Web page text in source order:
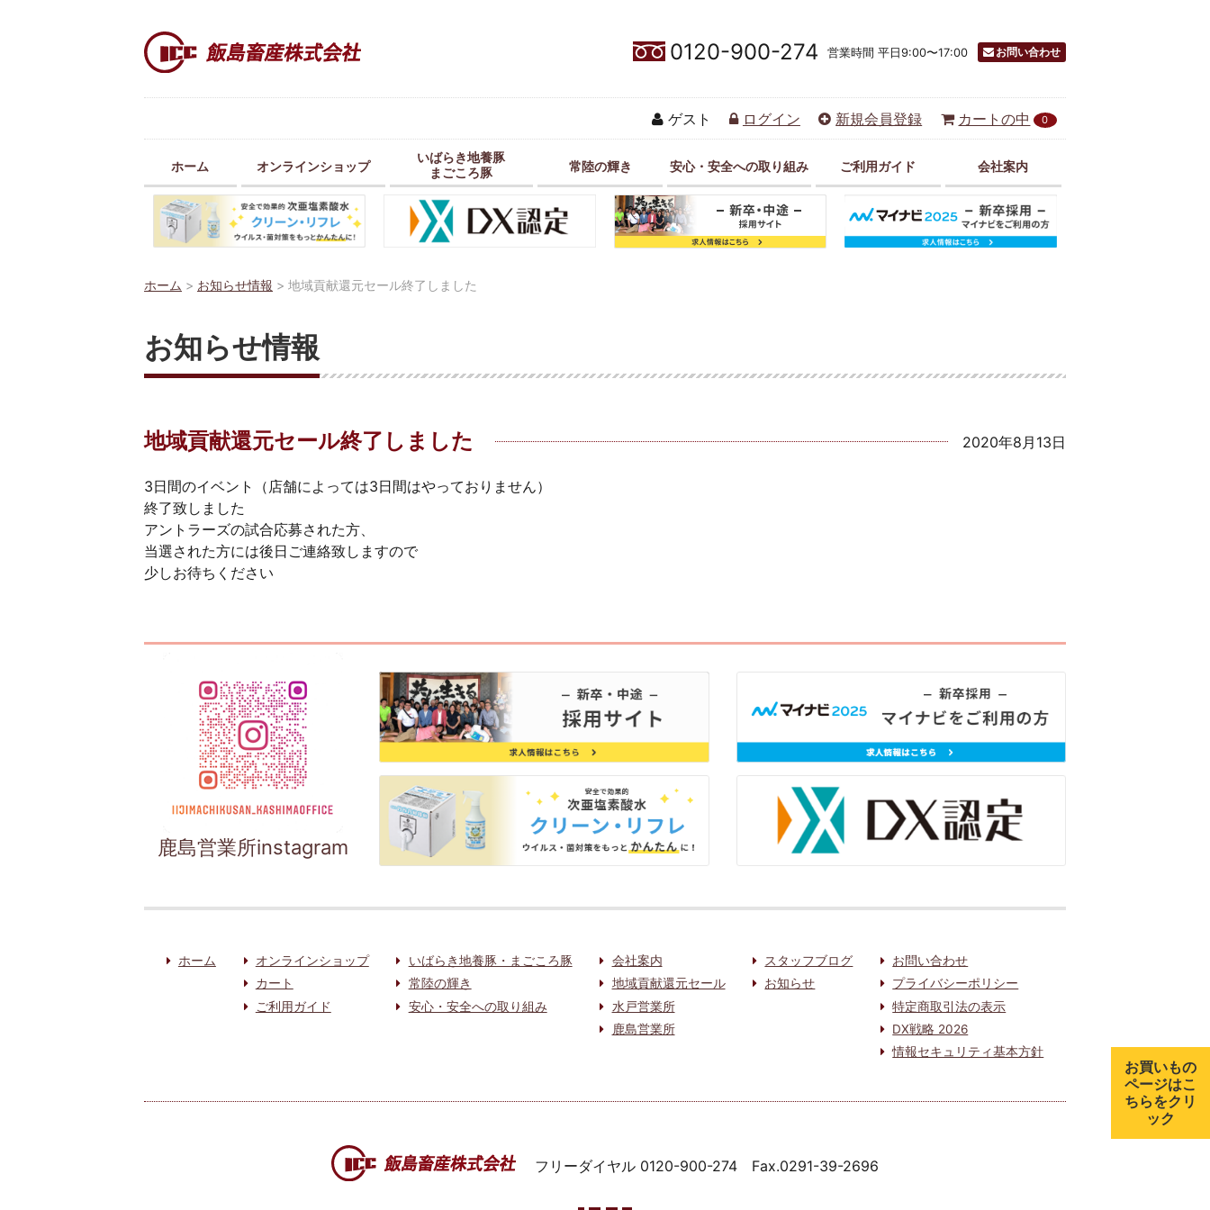
0120-900-274 営業時間 平日9:00〜17:00 お問い合わせ
ゲスト ログイン 新規会員登録 カートの中 0
ホーム オンラインショップ
いばらき地養豚
まごころ豚
常陸の輝き 安心・安全への取り組み ご利用ガイド 会社案内
ホーム > お知らせ情報 > 地域貢献還元セール終了しました
お知らせ情報
地域貢献還元セール終了しました 2020年8月13日
3日間のイベント（店舗によっては3日間はやっておりません）
終了致しました
アントラーズの試合応募された方、
当選された方には後日ご連絡致しますので
少しお待ちください
鹿島営業所instagram
ホーム
オンラインショップ
カート
ご利用ガイド
いばらき地養豚・まごころ豚
常陸の輝き
安心・安全への取り組み
会社案内
地域貢献還元セール
水戸営業所
鹿島営業所
スタッフブログ
お知らせ
お問い合わせ
プライバシーポリシー
特定商取引法の表示
DX戦略 2026
情報セキュリティ基本方針
フリーダイヤル 0120-900-274 Fax.0291-39-2696
お買いもの
ページはこ
ちらをクリ
ック